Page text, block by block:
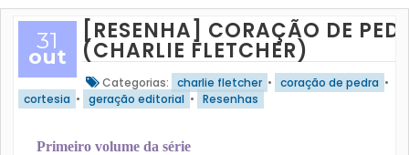
31
out
[RESENHA] CORAÇÃO DE
(CHARLIE FLETCHER)
Categorias: charlie fletcher • coração de pedra •
cortesia • geração editorial • Resenhas
Primeiro volume da série